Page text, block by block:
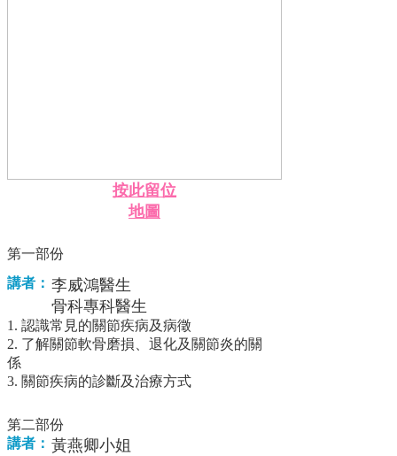
按此留位
地圖
第一部份
講者： 李威鴻醫生
骨科專科醫生
1. 認識常見的關節疾病及病徵
2. 了解關節軟骨磨損、退化及關節炎的關
係
3. 關節疾病的診斷及治療方式
第二部份
講者： 黃燕卿小姐